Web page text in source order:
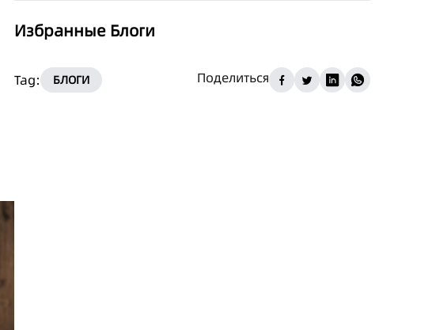
Избранные Блоги
Tag: БЛОГИ Поделиться